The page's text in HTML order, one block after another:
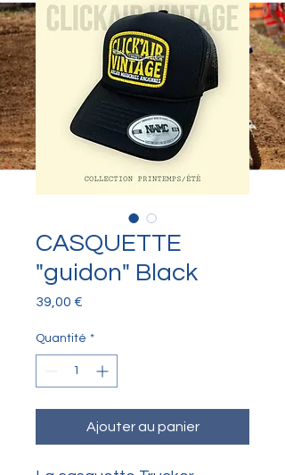
CASQUETTE
"guidon" Black
39,00 €
Quantité *
Ajouter au panier